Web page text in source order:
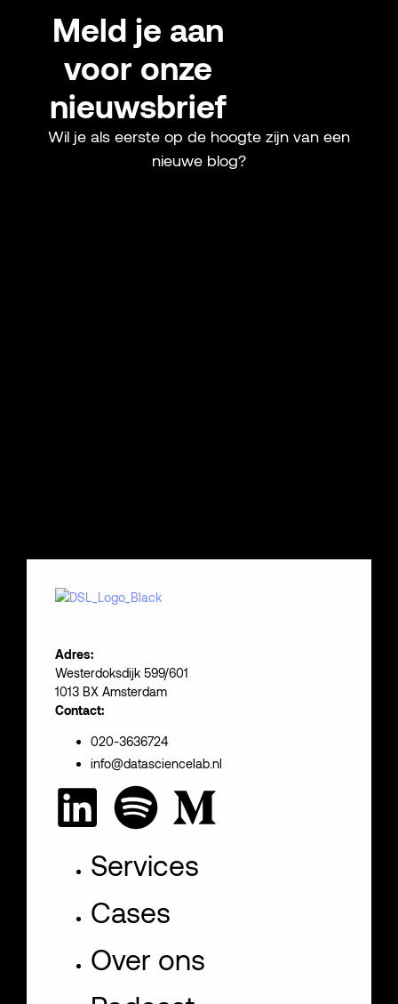
Meld je aan
voor onze
nieuwsbrief
Wil je als eerste op de hoogte zijn van een
nieuwe blog?
Adres:
Westerdoksdijk 599/601
1013 BX Amsterdam
Contact:
020-3636724
info@datasciencelab.nl
Services
Cases
Over ons